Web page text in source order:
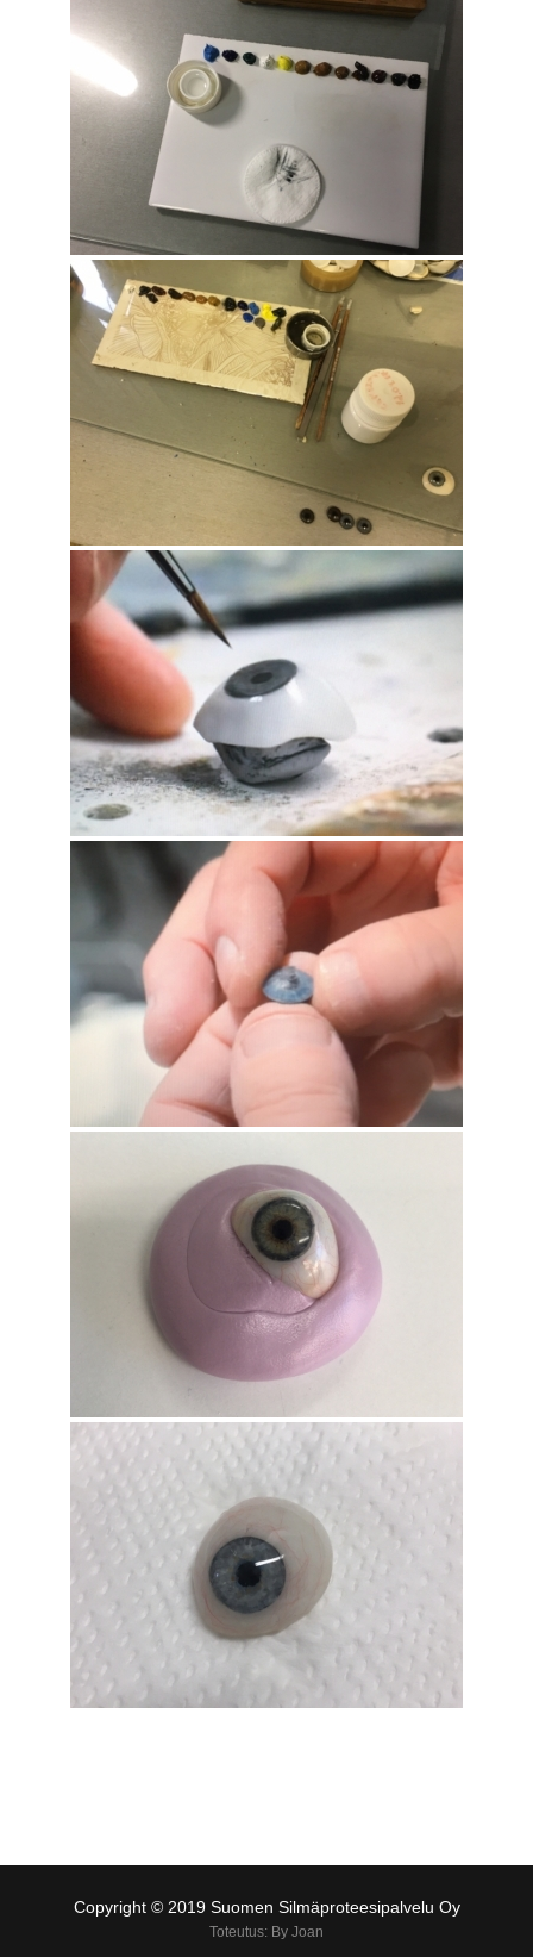
Copyright © 2019 Suomen Silmäproteesipalvelu Oy
Toteutus: By Joan